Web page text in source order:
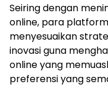
Seiring dengan
online, para
menyesuaikan
inovasi guna
online yang
preferensi yang